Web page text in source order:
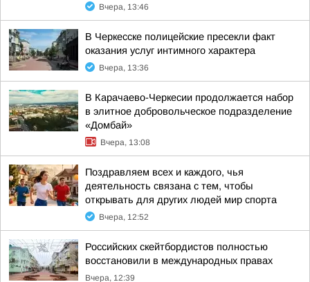
Вчера, 13:46
В Черкесске полицейские пресекли факт
оказания услуг интимного характера
Вчера, 13:36
В Карачаево-Черкесии продолжается набор
в элитное добровольческое подразделение
«Домбай»
Вчера, 13:08
Поздравляем всех и каждого, чья
деятельность связана с тем, чтобы
открывать для других людей мир спорта
Вчера, 12:52
Российских скейтбордистов полностью
восстановили в международных правах
Вчера, 12:39